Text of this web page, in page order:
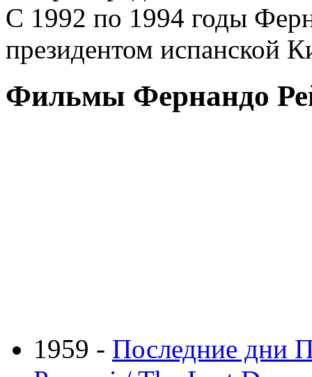
С 1992 по 1994 годы
президентом испанской
Фильмы Фернандо
1959 - Последние дни